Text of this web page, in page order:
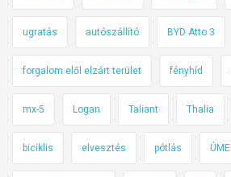
ugratás autószállító BYD Atto 3
forgalom elől elzárt terület fényhíd
mx-5 Logan Taliant Thalia
biciklis elvesztés pótlás ÚME